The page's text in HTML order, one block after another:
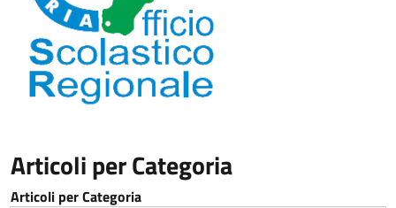
Articoli per Categoria
Articoli per Categoria